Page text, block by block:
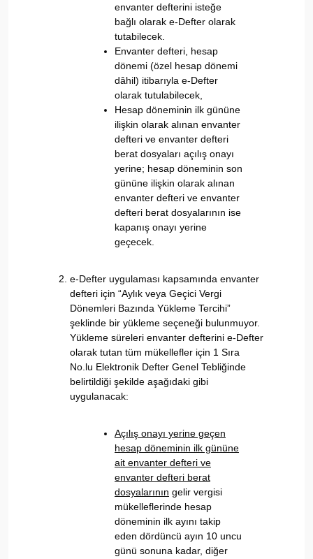
envanter defterini isteğe
bağlı olarak e-Defter olarak
tutabilecek.
Envanter defteri, hesap
dönemi (özel hesap dönemi
dâhil) itibarıyla e-Defter
olarak tutulabilecek,
Hesap döneminin ilk gününe
ilişkin olarak alınan envanter
defteri ve envanter defteri
berat dosyaları açılış onayı
yerine; hesap döneminin son
gününe ilişkin olarak alınan
envanter defteri ve envanter
defteri berat dosyalarının ise
kapanış onayı yerine
geçecek.
e-Defter uygulaması kapsamında envanter
defteri için “Aylık veya Geçici Vergi
Dönemleri Bazında Yükleme Tercihi”
şeklinde bir yükleme seçeneği bulunmuyor.
Yükleme süreleri envanter defterini e-Defter
olarak tutan tüm mükellefler için 1 Sıra
No.lu Elektronik Defter Genel Tebliğinde
belirtildiği şekilde aşağıdaki gibi
uygulanacak:
Açılış onayı yerine geçen
hesap döneminin ilk gününe
ait envanter defteri ve
envanter defteri berat
dosyalarının gelir vergisi
mükelleflerinde hesap
döneminin ilk ayını takip
eden dördüncü ayın 10 uncu
günü sonuna kadar, diğer